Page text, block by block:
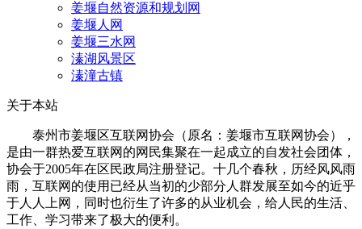
姜堰自然资源和规划网
姜堰人网
姜堰三水网
溱湖风景区
溱潼古镇
关于本站
泰州市姜堰区互联网协会（原名：姜堰市互联网协会），
是由一群热爱互联网的网民集聚在一起成立的自发社会团体，
协会于2005年在区民政局注册登记。十几个春秋，历经风风雨
雨，互联网的使用已经从当初的少部分人群发展至如今的近乎
于人人上网，同时也衍生了许多的从业机会，给人民的生活、
工作、学习带来了极大的便利。